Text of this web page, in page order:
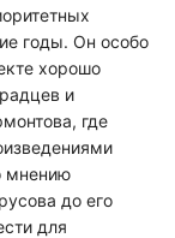
годы. Он особо
хорошо
и
где
мнению
до его
для